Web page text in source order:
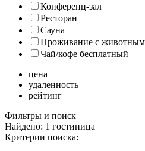
Конференц-зал
Ресторан
Сауна
Проживание с
Чай/кофе бесплатный
цена
удаленность
рейтинг
Фильтры и поиск
Найдено: 1 гостиница
Критерии поиска: